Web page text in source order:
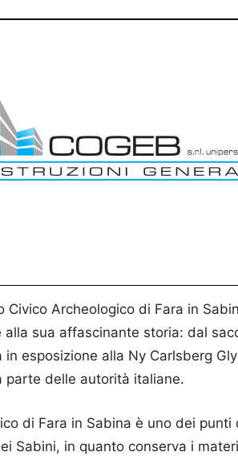
Civico Archeologico di Fara in
alla sua affascinante storia: dal
esposizione alla Ny Carlsberg
parte delle autorità italiane.
di Fara in Sabina è uno dei
Sabini, in quanto conserva i